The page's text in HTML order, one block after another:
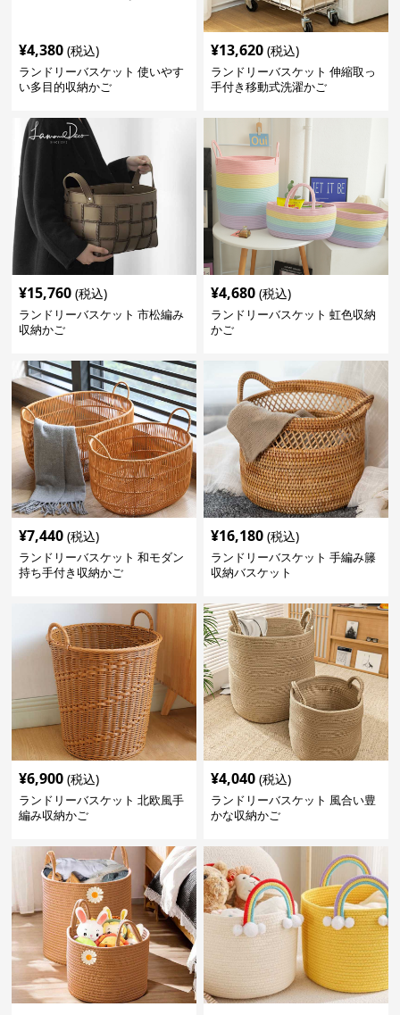
¥4,380 (税込)
ランドリーバスケット 使いやす
い多目的収納かご
¥13,620 (税込)
ランドリーバスケット 伸縮取っ
手付き移動式洗濯かご
¥15,760 (税込)
ランドリーバスケット 市松編み
収納かご
¥4,680 (税込)
ランドリーバスケット 虹色収納
かご
¥7,440 (税込)
ランドリーバスケット 和モダン
持ち手付き収納かご
¥16,180 (税込)
ランドリーバスケット 手編み籐
収納バスケット
¥6,900 (税込)
ランドリーバスケット 北欧風手
編み収納かご
¥4,040 (税込)
ランドリーバスケット 風合い豊
かな収納かご